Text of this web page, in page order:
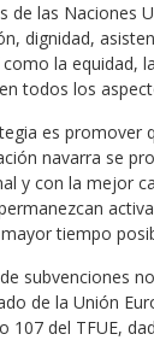
de las Naciones
dignidad,
la equidad,
todos los
es promover
navarra se
y con la mejor
tiempo
subvenciones
de la Unión
107 del TFUE,